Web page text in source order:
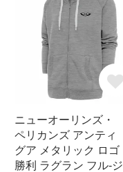
ニューオーリンズ・
ペリカンズ アンティ
グア メタリック ロゴ
勝利 ラグラン フル-ジ